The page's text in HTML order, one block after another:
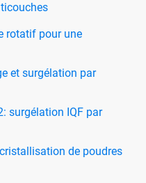
rotatif pour une
et surgélation par
surgélation IQF par
cristallisation de poudres